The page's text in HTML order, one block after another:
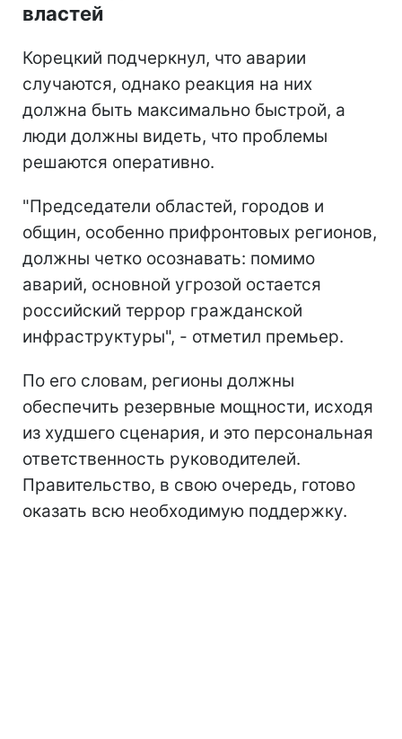
властей
Корецкий подчеркнул, что аварии
случаются, однако реакция на них
должна быть максимально быстрой, а
люди должны видеть, что проблемы
решаются оперативно.
"Председатели областей, городов и
общин, особенно прифронтовых регионов,
должны четко осознавать: помимо
аварий, основной угрозой остается
российский террор гражданской
инфраструктуры", - отметил премьер.
По его словам, регионы должны
обеспечить резервные мощности, исходя
из худшего сценария, и это персональная
ответственность руководителей.
Правительство, в свою очередь, готово
оказать всю необходимую поддержку.